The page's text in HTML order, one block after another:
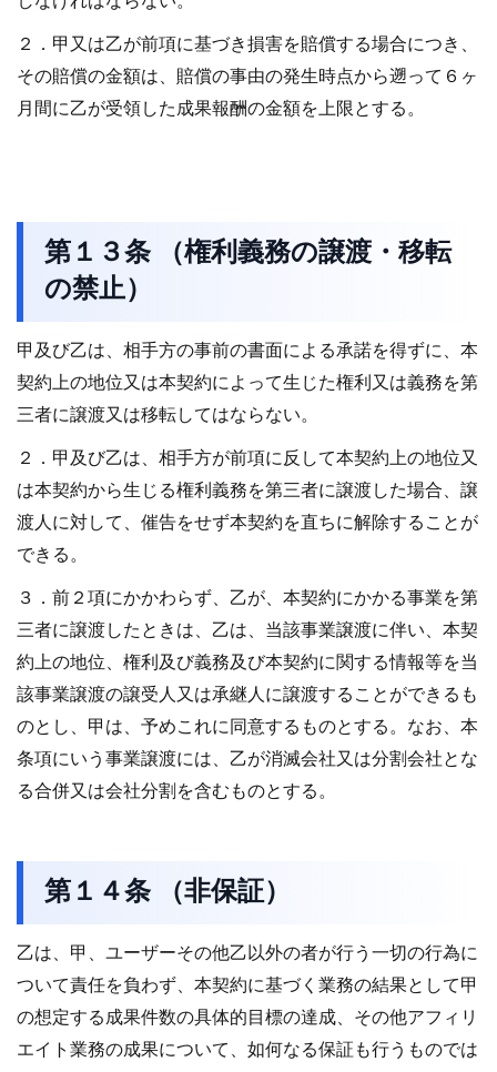
２．甲又は乙が前項に基づき損害を賠償する場合につき、
その賠償の金額は、賠償の事由の発生時点から遡って６ヶ
月間に乙が受領した成果報酬の金額を上限とする。
第１３条 （権利義務の譲渡・移転
の禁止）
甲及び乙は、相手方の事前の書面による承諾を得ずに、本
契約上の地位又は本契約によって生じた権利又は義務を第
三者に譲渡又は移転してはならない。
２．甲及び乙は、相手方が前項に反して本契約上の地位又
は本契約から生じる権利義務を第三者に譲渡した場合、譲
渡人に対して、催告をせず本契約を直ちに解除することが
できる。
３．前２項にかかわらず、乙が、本契約にかかる事業を第
三者に譲渡したときは、乙は、当該事業譲渡に伴い、本契
約上の地位、権利及び義務及び本契約に関する情報等を当
該事業譲渡の譲受人又は承継人に譲渡することができるも
のとし、甲は、予めこれに同意するものとする。なお、本
条項にいう事業譲渡には、乙が消滅会社又は分割会社とな
る合併又は会社分割を含むものとする。
第１４条 （非保証）
乙は、甲、ユーザーその他乙以外の者が行う一切の行為に
ついて責任を負わず、本契約に基づく業務の結果として甲
の想定する成果件数の具体的目標の達成、その他アフィリ
エイト業務の成果について、如何なる保証も行うものでは